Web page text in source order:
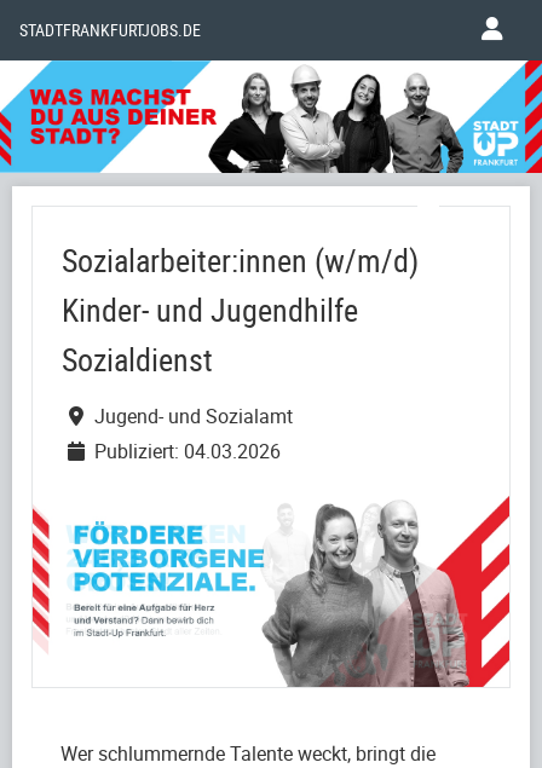
STADTFRANKFURTJOBS.DE
Sozialarbeiter:innen (w/m/d)
Kinder- und Jugendhilfe
Sozialdienst
Jugend- und Sozialamt
Publiziert: 04.03.2026
Wer schlummernde Talente weckt, bringt die